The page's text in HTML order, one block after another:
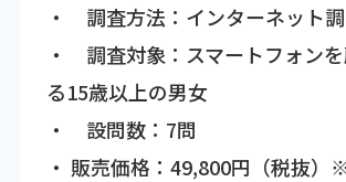
・ 調査方法：インターネット
・ 調査対象：スマートフォン
る15歳以上の男女
・ 設問数：7問
・ 販売価格：49,800円（税抜）